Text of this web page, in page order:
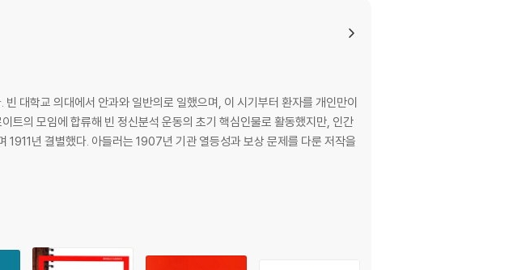
상태와 마찬가지로 삶의 연장이다
대학교 의대에서 안과와 일반의로 일했으며, 이 시기부터 환자를 개인만이
트의 모임에 합류해 빈 정신분석 운동의 초기 핵심인물로 활동했지만, 인간
년 결별했다. 아들러는 1907년 기관 열등성과 보상 문제를 다룬 저작을